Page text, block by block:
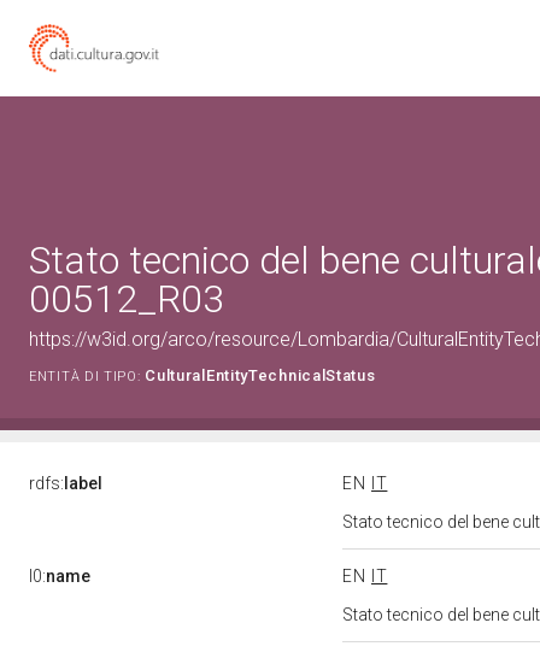
Stato tecnico del bene
00512_R03
https://w3id.org/arco/resource/Lombardia/
ENTITÀ DI TIPO: CulturalEntityTechnicalStatus
rdfs: label EN
IT
Stato tecnico del bene
l0:name EN
IT
Stato tecnico del bene